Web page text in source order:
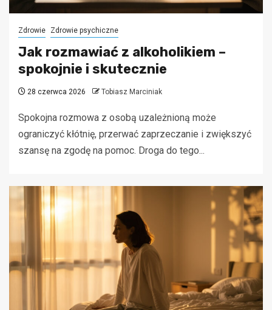
Zdrowie Zdrowie psychiczne
Jak rozmawiać z alkoholikiem –
spokojnie i skutecznie
28 czerwca 2026 Tobiasz Marciniak
Spokojna rozmowa z osobą uzależnioną może
ograniczyć kłótnię, przerwać zaprzeczanie i zwiększyć
szansę na zgodę na pomoc. Droga do tego...